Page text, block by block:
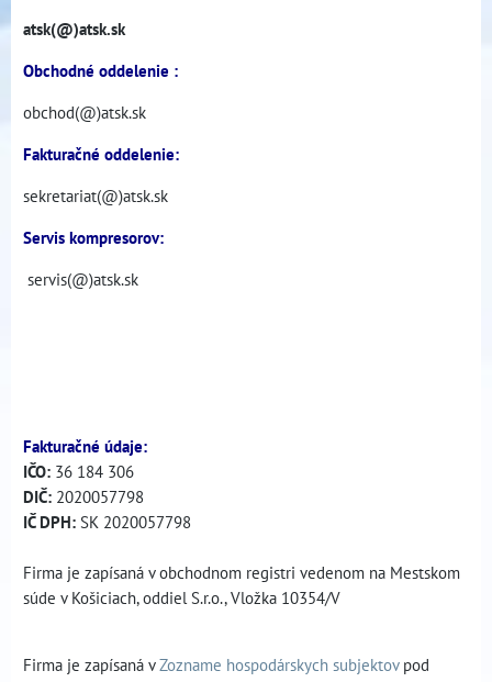
atsk(@)atsk.sk
Obchodné oddelenie :
obchod(@)atsk.sk
Fakturačné oddelenie:
sekretariat(@)atsk.sk
Servis kompresorov:
servis(@)atsk.sk
Fakturačné údaje:
IČO: 36 184 306
DIČ: 2020057798
IČ DPH: SK 2020057798
Firma je zapísaná v obchodnom registri vedenom na Mestskom
súde v Košiciach, oddiel S.r.o., Vložka 10354/V
Firma je zapísaná vZozname hospodárskych subjektovpod